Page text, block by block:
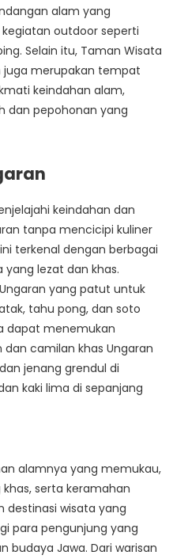
alam yang
outdoor seperti
Selain itu, Taman Wisata
juga merupakan tempat
keindahan alam,
dan pepohonan yang
keindahan dan
tanpa mencicipi kuliner
terkenal dengan berbagai
yang lezat dan khas.
yang patut untuk
tahu pong, dan soto
dapat menemukan
camilan khas Ungaran
jenang grendul di
kaki lima di sepanjang
alamnya yang memukau,
serta keramahan
destinasi wisata yang
para pengunjung yang
budaya Jawa. Dari warisan